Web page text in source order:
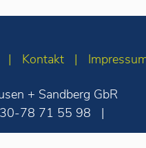
Kontakt
+ Sandberg GbR
78 71 55 98